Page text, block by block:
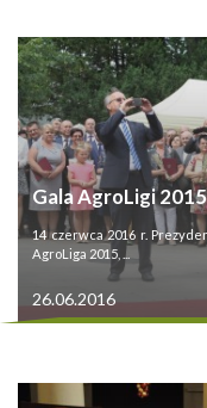
Gala AgroLigi 2015
14 czerwca 2016 r.
AgroLiga 2015, ...
26.06.2016